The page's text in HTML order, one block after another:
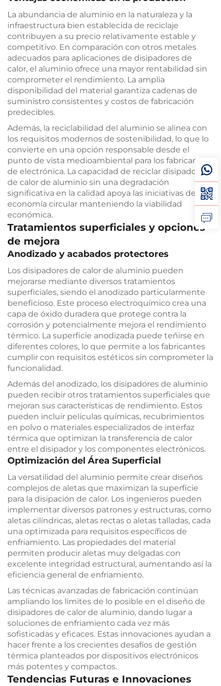
La abundancia de aluminio en la naturaleza y la
infraestructura bien establecida de reciclaje
contribuyen a su precio relativamente estable y
competitivo. En comparación con otros metales
adecuados para aplicaciones de disipadores de
calor, el aluminio ofrece una mayor rentabilidad sin
comprometer el rendimiento. La amplia
disponibilidad del material garantiza cadenas de
suministro consistentes y costos de fabricación
predecibles.
Además, la reciclabilidad del aluminio se alinea con
los requisitos modernos de sostenibilidad, lo que lo
convierte en una opción responsable desde el
punto de vista medioambiental para los fabricantes
de electrónica. La capacidad de reciclar disipadores
de calor de aluminio sin una degradación
significativa en la calidad apoya las iniciativas de
economía circular manteniendo la viabilidad
económica.
Tratamientos superficiales y opciones
de mejora
Anodizado y acabados protectores
Los disipadores de calor de aluminio pueden
mejorarse mediante diversos tratamientos
superficiales, siendo el anodizado particularmente
beneficioso. Este proceso electroquímico crea una
capa de óxido duradera que protege contra la
corrosión y potencialmente mejora el rendimiento
térmico. La superficie anodizada puede teñirse en
diferentes colores, lo que permite a los fabricantes
cumplir con requisitos estéticos sin comprometer la
funcionalidad.
Además del anodizado, los disipadores de aluminio
pueden recibir otros tratamientos superficiales que
mejoran sus características de rendimiento. Estos
pueden incluir películas químicas, recubrimientos
en polvo o materiales especializados de interfaz
térmica que optimizan la transferencia de calor
entre el disipador y los componentes electrónicos.
Optimización del Área Superficial
La versatilidad del aluminio permite crear diseños
complejos de aletas que maximizan la superficie
para la disipación de calor. Los ingenieros pueden
implementar diversos patrones y estructuras, como
aletas cilíndricas, aletas rectas o aletas talladas, cada
una optimizada para requisitos específicos de
enfriamiento. Las propiedades del material
permiten producir aletas muy delgadas con
excelente integridad estructural, aumentando así la
eficiencia general de enfriamiento.
Las técnicas avanzadas de fabricación continúan
ampliando los límites de lo posible en el diseño de
disipadores de calor de aluminio, dando lugar a
soluciones de enfriamiento cada vez más
sofisticadas y eficaces. Estas innovaciones ayudan a
hacer frente a los crecientes desafíos de gestión
térmica planteados por dispositivos electrónicos
más potentes y compactos.
Tendencias Futuras e Innovaciones